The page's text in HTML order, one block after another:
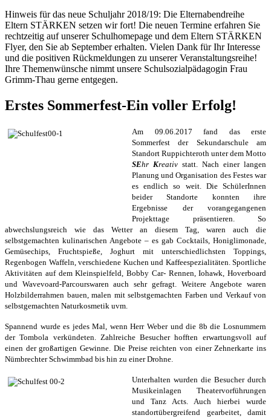
Hinweis für das neue Schuljahr 2018/19: Die Elternabendreihe
Eltern STÄRKEN setzen wir fort! Die neuen Termine erfahren Sie
rechtzeitig auf unserer Schulhomepage und dem Eltern STÄRKEN
Flyer, den Sie ab September erhalten. Vielen Dank für Ihr Interesse
und die positiven Rückmeldungen zu unserer Veranstaltungsreihe!
Ihre Themenwünsche nimmt unsere Schulsozialpädagogin Frau
Grimm-Thau gerne entgegen.
Erstes Sommerfest-Ein voller Erfolg!
Am 09.06.2017 fand das erste
Sommerfest der Sekundarschule am
Standort Ruppichteroth unter dem Motto
SEhr Kreativ statt. Nach einer langen
Planung und Organisation des Festes war
es endlich so weit. Die SchülerInnen
beider Standorte konnten ihre
Ergebnisse der vorangegangenen
Projekttage präsentieren. So
abwechslungsreich wie das Wetter an diesem Tag, waren auch die
selbstgemachten kulinarischen Angebote – es gab Cocktails, Honiglimonade,
Gemüsechips, Fruchtspieße, Joghurt mit unterschiedlichsten Toppings,
Regenbogen Waffeln, verschiedene Kuchen und Kaffeespezialitäten. Sportliche
Aktivitäten auf dem Kleinspielfeld, Bobby Car- Rennen,Iohawk, Hoverboard
und Wavevoard-Parcourswaren auch sehr gefragt. Weitere Angebote waren
Holzbilderrahmen bauen, malen mit selbstgemachten Farben und Verkauf von
selbstgemachten Naturkosmetik uvm.
Spannend wurde es jedes Mal, wenn Herr Weber und die 8b die Losnummern
der Tombola verkündeten. Zahlreiche Besucher hofften erwartungsvoll auf
einen der großartigen Gewinne. Die Preise reichten von einer Zehnerkarte ins
Nümbrechter Schwimmbad bis hin zu einer Drohne.
Unterhalten wurden die Besucher durch
Musikeinlagen Theatervorführungen
und Tanz Acts. Auch hierbei wurde
standortübergreifend gearbeitet, damit